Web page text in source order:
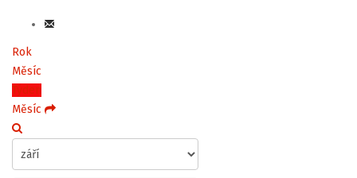
Rok
Měsíc
Týden
Měsíc